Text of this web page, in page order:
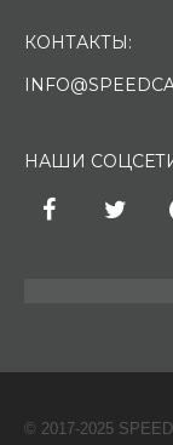
КОНТАКТЫ:
НАШИ
© 2017-2025